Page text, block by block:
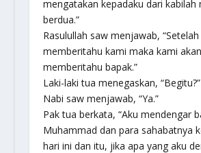
mengatakan kepadaku dari kabilah
berdua.”
Rasulullah saw menjawab,
memberitahu kami maka kami akan
memberitahu bapak.”
Laki-laki tua menegaskan, “Begitu?”
Nabi saw menjawab, “Ya.”
Pak tua berkata, “Aku mendengar
Muhammad dan para sahabatnya
hari ini dan itu, jika apa yang aku